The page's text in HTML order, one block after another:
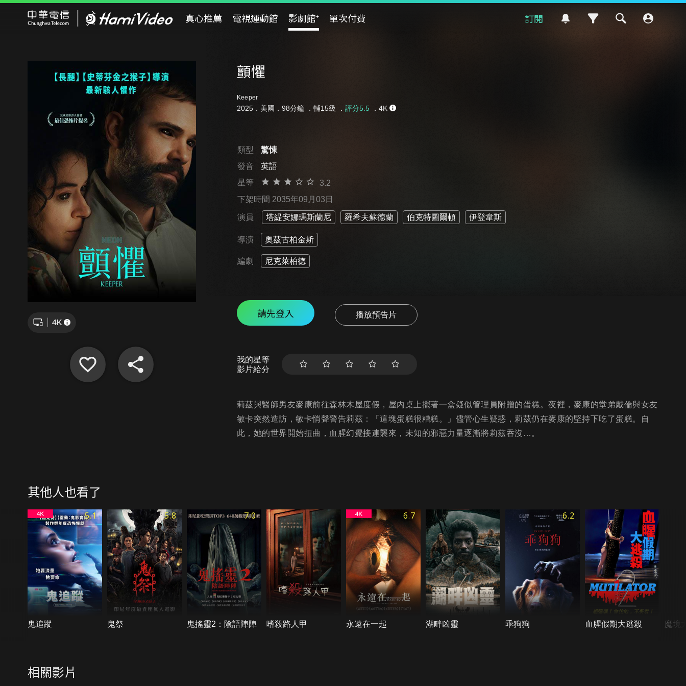
真心推薦 電視運動館 影劇館⁺ 單次付費 訂閱
顫懼
Keeper
2025．美國．98分鐘 ． 輔15級 ． 評分5.5．4K
類型
驚悚
發音
英語
星等
3.2
下架時間 2035年09月03日
演員 塔緹安娜瑪斯蘭尼 羅希夫蘇德蘭 伯克特圖爾頓 伊登韋斯
導演 奧茲古柏金斯
編劇 尼克萊柏德
請先登入 播放預告片
我的星等
影片給分
莉茲與醫師男友麥康前往森林木屋度假，屋內桌上擺著一盒疑似管理員附贈的蛋糕。夜裡，麥康的堂弟戴倫與女友
敏卡突然造訪，敏卡悄聲警告莉茲：「這塊蛋糕很糟糕。」儘管心生疑惑，莉茲仍在麥康的堅持下吃了蛋糕。自
此，她的世界開始扭曲，血腥幻覺接連襲來，未知的邪惡力量逐漸將莉茲吞沒…。
其他人也看了
5.1
鬼追蹤
5.8
鬼祭
7.0
鬼搖靈2：陰語陣陣 嗜殺路人甲
6.7
永遠在一起 湖畔凶靈
6.2
乖狗狗 血腥假期大逃殺 魔境
相關影片